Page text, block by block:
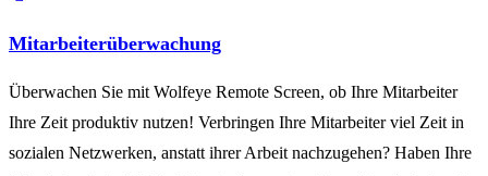
Mitarbeiterüberwachung
Überwachen Sie mit Wolfeye Remote Screen, ob Ihre Mitarbeiter
Ihre Zeit produktiv nutzen! Verbringen Ihre Mitarbeiter viel Zeit in
sozialen Netzwerken, anstatt ihrer Arbeit nachzugehen? Haben Ihre